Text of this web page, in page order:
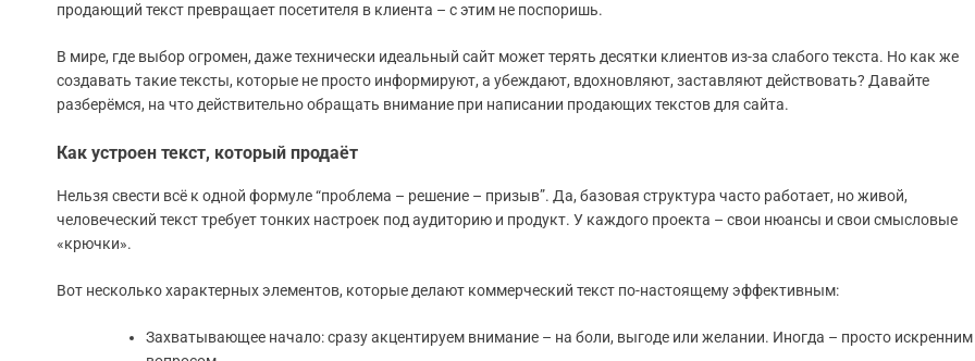
продающий текст превращает посетителя в клиента – с этим не поспоришь.
В мире, где выбор огромен, даже технически идеальный сайт может терять десятки клиентов из-за слабого текста. Но как же
создавать такие тексты, которые не просто информируют, а убеждают, вдохновляют, заставляют действовать? Давайте
разберёмся, на что действительно обращать внимание при написании продающих текстов для сайта.
Как устроен текст, который продаёт
Нельзя свести всё к одной формуле “проблема – решение – призыв”. Да, базовая структура часто работает, но живой,
человеческий текст требует тонких настроек под аудиторию и продукт. У каждого проекта – свои нюансы и свои смысловые
«крючки».
Вот несколько характерных элементов, которые делают коммерческий текст по-настоящему эффективным:
Захватывающее начало: сразу акцентируем внимание – на боли, выгоде или желании. Иногда – просто искренним